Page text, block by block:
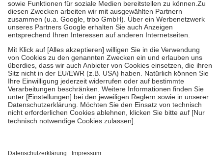
mit.
Grundsätzlich leisten Mitglieder Zuzahlungen in Höhe von zehn
Prozent des Abgabepreises,mindestensjedochfünf Euround
Kosten der Leistung zu entrichten.
Diese Regeln gelten grundsätzlich auch für Online-Apotheken.
Bei Heilmitteln und häuslicher Krankenpflege beträgt die
Zuzahlung zehn Prozent der Kosten sowie zehn Euro je
Verordnung.
Um das Engagement der Versicherten für ihre eigene Gesundheit zu
stärken und die besondere Stellung der Familie zu unterstützen,
fallenkeine Zuzahlungenan bei:
• Untersuchungen zur Vorsorge und Früherkennung, die von der